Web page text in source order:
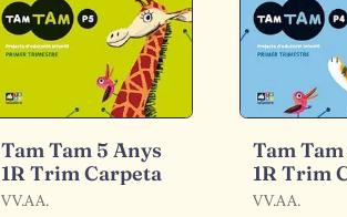
Tam Tam 5 Anys
1R Trim Carpeta
VV.AA.
Tam
1R Trim
VV.AA.